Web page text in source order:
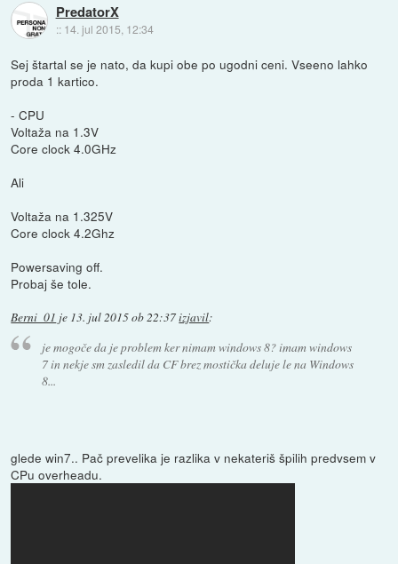
PredatorX
:: 14. jul 2015, 12:34
Sej štartal se je nato, da kupi obe po ugodni ceni. Vseeno lahko
proda 1 kartico.
- CPU
Voltaža na 1.3V
Core clock 4.0GHz
Ali
Voltaža na 1.325V
Core clock 4.2Ghz
Powersaving off.
Probaj še tole.
Berni_01 je 13. jul 2015 ob 22:37izjavil:
je mogoče da je problem ker nimam windows 8? imam windows
7 in nekje sm zasledil da CF brez mostička deluje le na Windows
8...
glede win7.. Pač prevelika je razlika v nekateriš špilih predvsem v
CPu overheadu.